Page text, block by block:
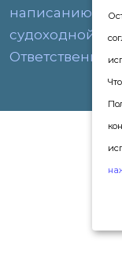
написанию и
судоходной